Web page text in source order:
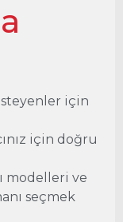
için
için doğru
modelleri ve
seçmek